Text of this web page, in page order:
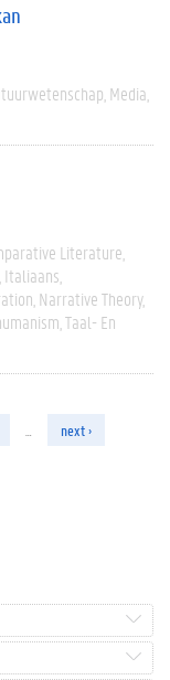
Media
Literature
Italiaans
Narrative Theory
Taal- En
next ›